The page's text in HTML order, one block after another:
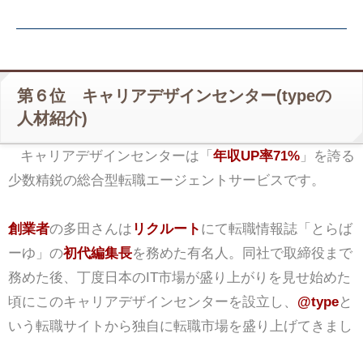
第６位 キャリアデザインセンター(typeの
人材紹介)
キャリアデザインセンターは「 年収UP率71%」を誇る
少数精鋭の総合型転職エージェントサービスです。
創業者の多田さんは リクルート にて転職情報誌「とらば
ーゆ」の初代編集長を務めた有名人。同社で取締役まで
務めた後、丁度日本のIT市場が盛り上がりを見せ始めた
頃にこのキャリアデザインセンターを設立し、 @typeと
いう転職サイトから独自に転職市場を盛り上げてきまし